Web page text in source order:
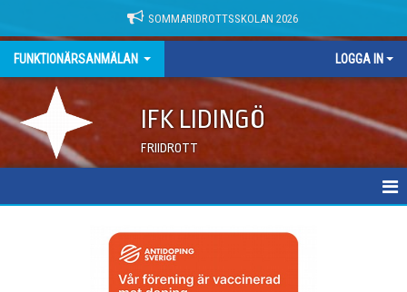
SOMMARIDROTTSSKOLAN 2026
FUNKTIONÄRSANMÄLAN LOGGA IN
IFK LIDINGÖ
FRIIDROTT